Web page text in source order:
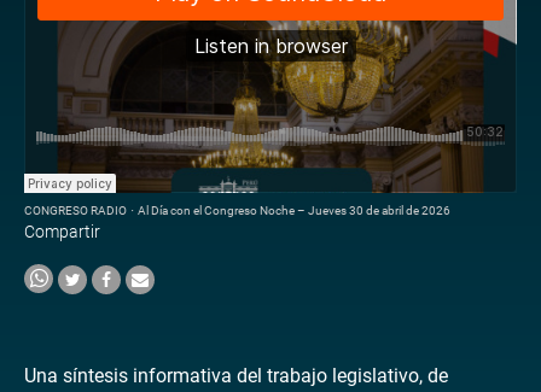
CONGRESO RADIO · Al Día con el Congreso Noche – Jueves 30 de abril de 2026
Compartir
Una síntesis informativa del trabajo legislativo, de